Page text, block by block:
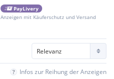
PayLivery
Anzeigen mit Käuferschutz und Versand
Infos zur Reihung der Anzeigen